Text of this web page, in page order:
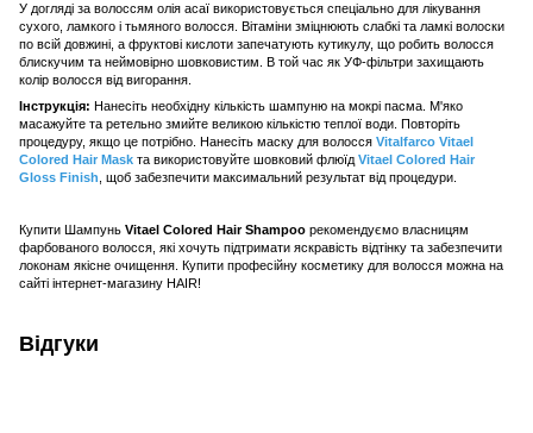
У догляді за волоссям олія асаї використовується спеціально для лікування
сухого, ламкого і тьмяного волосся. Вітаміни зміцнюють слабкі та ламкі волоски
по всій довжині, а фруктові кислоти запечатують кутикулу, що робить волосся
блискучим та неймовірно шовковистим. В той час як УФ-фільтри захищають
колір волосся від вигорання.
Інструкція: Нанесіть необхідну кількість шампуню на мокрі пасма. М'яко
масажуйте та ретельно змийте великою кількістю теплої води. Повторіть
процедуру, якщо це потрібно. Нанесіть маску для волосся Vitalfarco Vitael
Colored Hair Mask та використовуйте шовковий флюїд Vitael Colored Hair
Gloss Finish , щоб забезпечити максимальний результат від процедури.
Купити Шампунь Vitael Colored Hair Shampoo рекомендуємо власницям
фарбованого волосся, які хочуть підтримати яскравість відтінку та забезпечити
локонам якісне очищення. Купити професійну косметику для волосся можна на
сайті інтернет-магазину HAIR!
Відгуки